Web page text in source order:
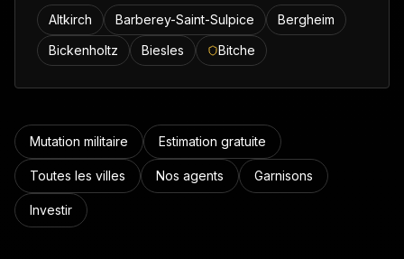
Altkirch Barberey-Saint-Sulpice
Bergheim
Bickenholtz
Biesles Bitche
Mutation militaire Estimation gratuite
Toutes les villes Nos agents Garnisons
Investir